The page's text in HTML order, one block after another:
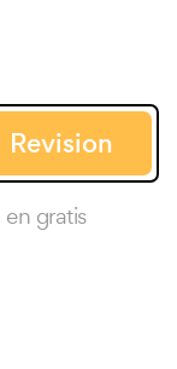
Revision
en gratis